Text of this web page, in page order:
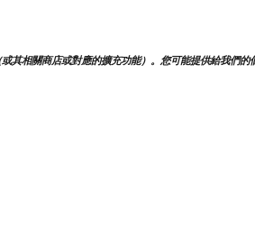
其相關商店或對應的擴充功能）。您可能提供給我們的